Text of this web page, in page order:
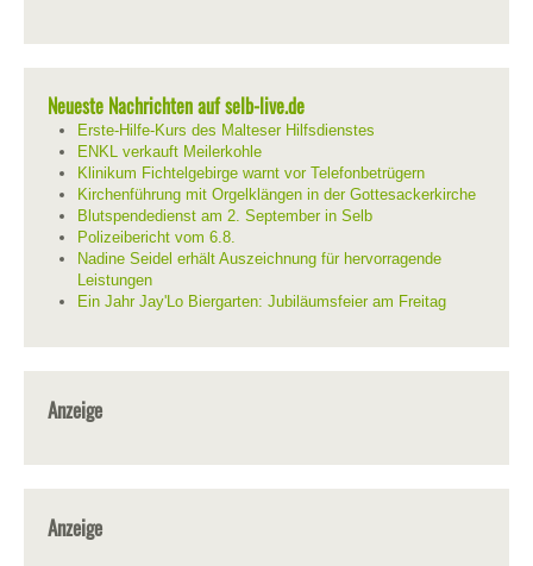
Neueste Nachrichten auf selb-live.de
Erste-Hilfe-Kurs des Malteser Hilfsdienstes
ENKL verkauft Meilerkohle
Klinikum Fichtelgebirge warnt vor Telefonbetrügern
Kirchenführung mit Orgelklängen in der Gottesackerkirche
Blutspendedienst am 2. September in Selb
Polizeibericht vom 6.8.
Nadine Seidel erhält Auszeichnung für hervorragende
Leistungen
Ein Jahr Jay'Lo Biergarten: Jubiläumsfeier am Freitag
Anzeige
Anzeige